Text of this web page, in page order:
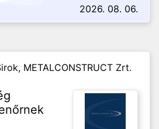
2026. 08. 06.
METALCONSTRUCT Zrt.